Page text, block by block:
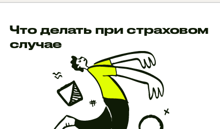
Что делать при страховом
случае